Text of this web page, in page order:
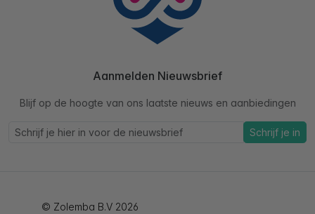
Aanmelden Nieuwsbrief
Blijf op de hoogte van ons laatste nieuws en aanbiedingen
Schrijf je in
© Zolemba B.V 2026